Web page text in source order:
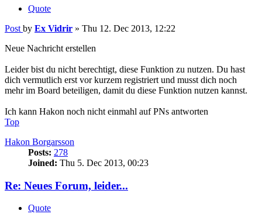
Quote
Post by Ex Vidrir » Thu 12. Dec 2013, 12:22
Neue Nachricht erstellen
Leider bist du nicht berechtigt, diese Funktion zu nutzen. Du hast
dich vermutlich erst vor kurzem registriert und musst dich noch
mehr im Board beteiligen, damit du diese Funktion nutzen kannst.
Ich kann Hakon noch nicht einmahl auf PNs antworten
Top
Hakon Borgarsson
Posts: 278
Joined: Thu 5. Dec 2013, 00:23
Re: Neues Forum, leider...
Quote